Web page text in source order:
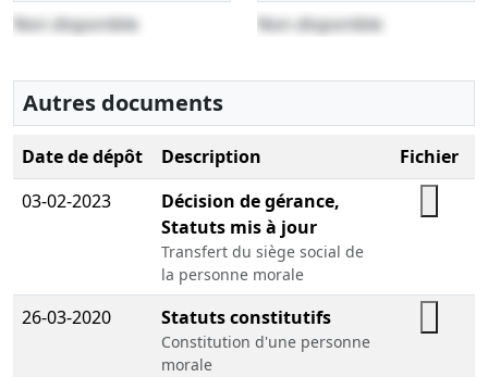
Non disponible Non disponible
Autres documents
Date de dépôt Description
Fichier
03-02-2023
Décision de gérance,
Statuts mis à jour
Transfert du siège social de
la personne morale
26-03-2020 Statuts constitutifs
Constitution d'une personne
morale